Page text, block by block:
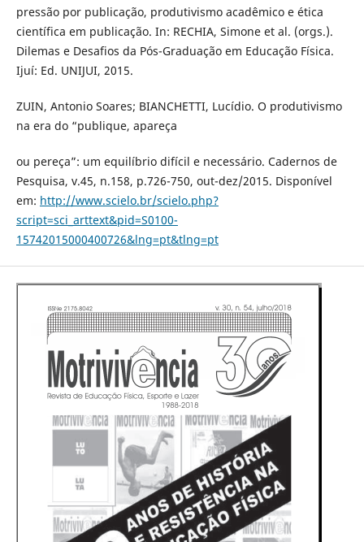
pressão por publicação, produtivismo acadêmico e ética
científica em publicação. In: RECHIA, Simone et al. (orgs.).
Dilemas e Desafios da Pós-Graduação em Educação Física.
Ijuí: Ed. UNIJUI, 2015.
ZUIN, Antonio Soares; BIANCHETTI, Lucídio. O produtivismo
na era do “publique, apareça
ou pereça”: um equilíbrio difícil e necessário. Cadernos de
Pesquisa, v.45, n.158, p.726-750, out-dez/2015. Disponível
em: http://www.scielo.br/scielo.php?
script=sci_arttext&pid=S0100-
15742015000400726&lng=pt&tlng=pt